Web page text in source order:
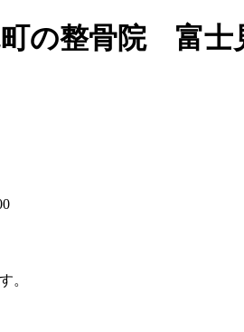
の整骨院 富士
。